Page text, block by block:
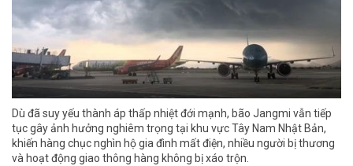
Dù đã suy yếu thành áp thấp nhiệt đới mạnh, bão Jangmi vẫn tiếp
tục gây ảnh hưởng nghiêm trọng tại khu vực Tây Nam Nhật Bản,
khiến hàng chục nghìn hộ gia đình mất điện, nhiều người bị thương
và hoạt động giao thông hàng không bị xáo trộn.